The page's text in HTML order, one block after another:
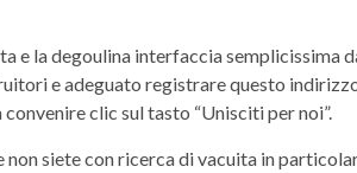
la degoulina interfaccia semplicissima
e adeguato registrare questo
clic sul tasto “Unisciti per noi”.
siete con ricerca di vacuita in